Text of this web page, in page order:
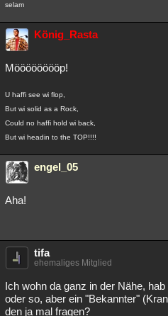
selam
König_Rasta
Mööööööööp!
U haffi see wi flop,
But wi solid as a Rock,
Could no haffi hold wi back,
But wi headin to the TOP!!!!
engel_05
Aha!
tifa
ehemaliges Mitglied
Ich wohn da ganz in der Nähe,
oder so, aber ein "Bekannter"
den ja mal fragen?